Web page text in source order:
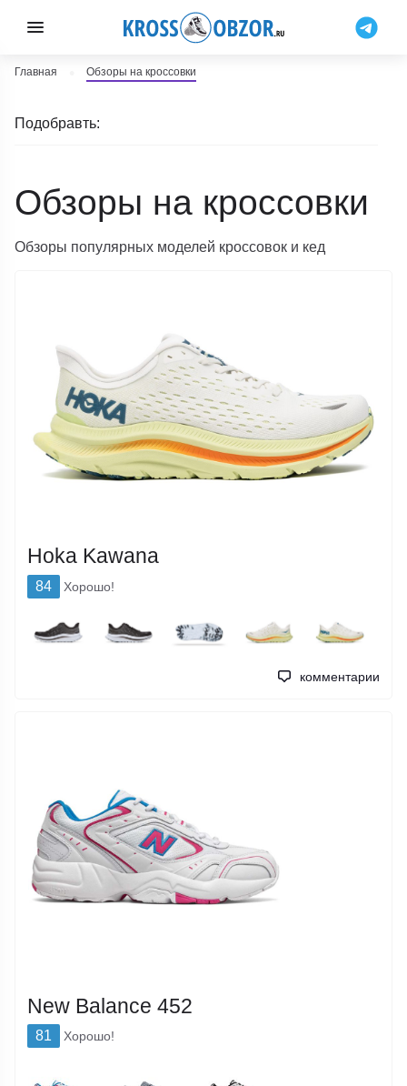
Главная Обзоры на кроссовки
Подобравть:
Обзоры на кроссовки
Обзоры популярных моделей кроссовок и кед
Hoka Kawana
84 Хорошо!
комментарии
New Balance 452
81 Хорошо!